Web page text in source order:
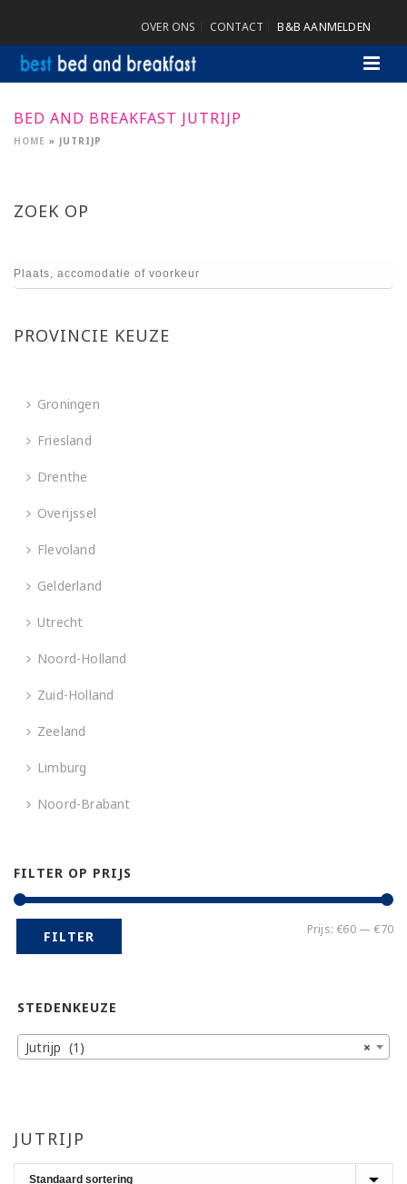
OVER ONS CONTACT B&B AANMELDEN
BED AND BREAKFAST JUTRIJP
HOME » JUTRIJP
JUTRIJP
ZOEK OP
PROVINCIE KEUZE
Groningen
Friesland
Drenthe
Overijssel
Flevoland
Gelderland
Utrecht
Noord-Holland
Zuid-Holland
Zeeland
Limburg
Noord-Brabant
FILTER OP PRIJS
FILTER Prijs:€60—€70
STEDENKEUZE
×
Jutrijp (1)